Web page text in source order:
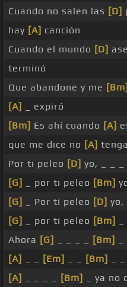
Cuando no salen las [D]
hay [A] canción
Cuando el mundo [D]
terminó
Que abandone y me [Bm]
[A]
_ expiró
[Bm] Es ahí cuando [A]
que me dice no [A]
Por ti peleo [D] yo, _ _ _
[G]
_ por ti peleo [Bm]
[G]
_ Por ti peleo [D] yo,
[G]
_ por ti peleo [Bm]
Ahora [G] [Bm]
[A]
[Em] [Bm]
[A]
[Bm] _ ya no